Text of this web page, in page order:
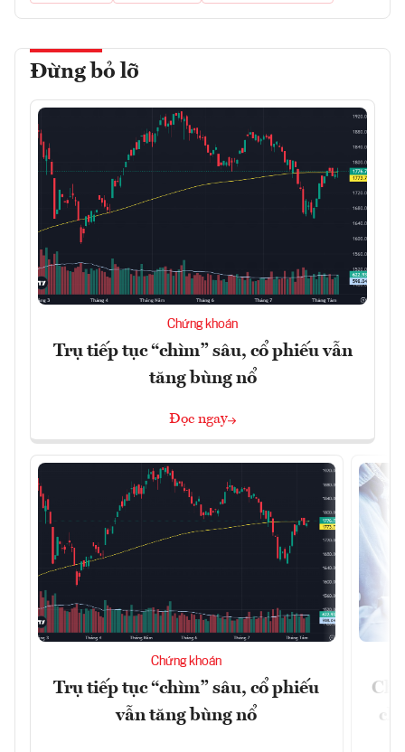
Đừng bỏ lỡ
Chứng khoán
Trụ tiếp tục “chìm” sâu, cổ phiếu vẫn
tăng bùng nổ
Đọc ngay
Chứng khoán
Trụ tiếp tục “chìm” sâu, cổ phiếu
vẫn tăng bùng nổ